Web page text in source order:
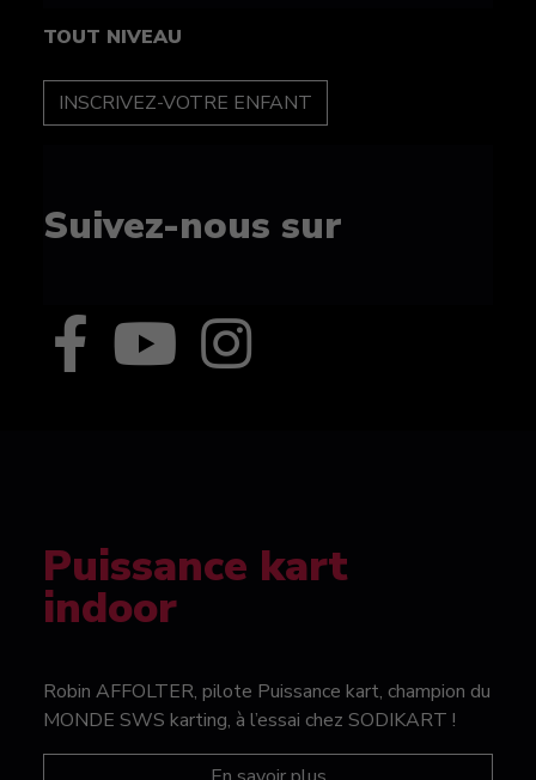
TOUT NIVEAU
INSCRIPTION
Suivez-nous sur
Puissance kart
indoor
Robin AFFOLTER, pilote Puissance kart, champion du
MONDE SWS karting, à l’essai chez SODIKART !